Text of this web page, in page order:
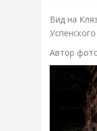
Вид на
Автор